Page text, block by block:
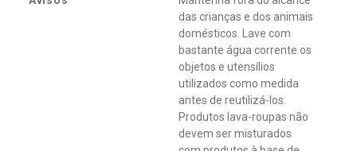
das crianças e dos animais
domésticos. Lave com
bastante água corrente os
objetos e utensílios
utilizados como medida
antes de reutilizá-los.
Produtos lava-roupas não
devem ser misturados